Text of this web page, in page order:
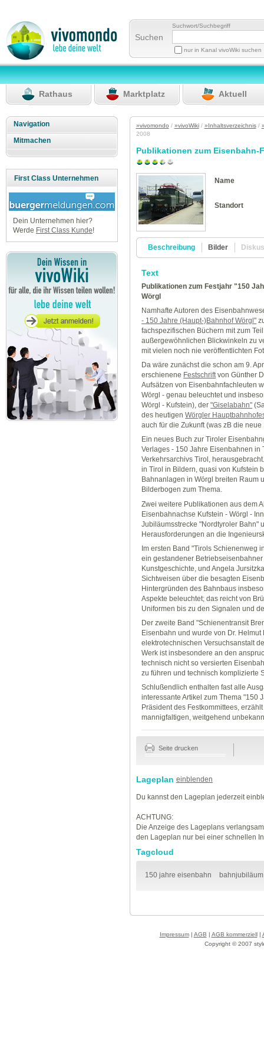
Suchen
Suchwort/Suchbegriff
nur in Kanal vivoWiki suchen
Rathaus Marktplatz Aktuell
Navigation
Mitmachen
First Class Unternehmen
Dein Unternehmen hier?
Werde First Class Kunde!
»vivomondo / »vivoWiki/ »Inhaltsverzeichnis/
2008
Publikationen zum Eisenbahn-
Name
Standort
Beschreibung Bilder
Text
Publikationen zum Festjahr "150
Wörgl
Namhafte Autoren des
- 150 Jahre (Haupt-)Bahnhof Wörgl"
fachspezifischen Büchern mit zum
außergewöhnlichen Blickwinkeln zu
mit vielen noch nie veröffentlichten
Da wäre zunächst die schon am 9.
erschienene Festschriftvon Günther
Aufsätzen von Eisenbahnfachleuten
Wörgl - genau beleuchtet und
Wörgl - Kufstein), der"Giselabahn"
des heutigenWörgler
auch für die Zukunft (was zB die
Ein neues Buch zur Tiroler
Verlages - 150 Jahre Eisenbahnen in
Verkehrsarchivs Tirol,
in Tirol in Bildern, quasi von Kufstein
Bahnanlagen in Wörgl breiten Raum
Bilderbogen zum Thema.
Zwei weitere Publikationen aus dem
Eisenbahnachse Kufstein - Wörgl -
Jubiläumsstrecke "Nordtyroler Bahn"
Herausforderungen an die
Im ersten Band "Tirols Schienenweg
ein gestandener
Kunstgeschichte, und Angela
Sichtweisen über die besagten
Hintergründen des Bahnbaus
Aspekte beleuchtet; das reicht von
Uniformen bis zu den Signalen und
Der zweite Band "Schienentransit
Eisenbahn und wurde von Dr.
elektrotechnischen Versuchsanstalt
Werk ist insbesondere an den
technisch nicht so versierten
zu führen und technisch komplizierte
Schlußendlich enthalten fast alle
interessante Artikel zum Thema "150
Präsident des Festkommittees,
mannigfaltigen, weitgehend
Seite drucken
Lageplan einblenden
Du kannst den Lageplan jederzeit
ACHTUNG:
Die Anzeige des Lageplans
den Lageplan nur bei einer schnellen
Tagcloud
150 jahre eisenbahn bahnjubiläum
Impressum| AGB | AGB kommerziell|
Copyright © 2007